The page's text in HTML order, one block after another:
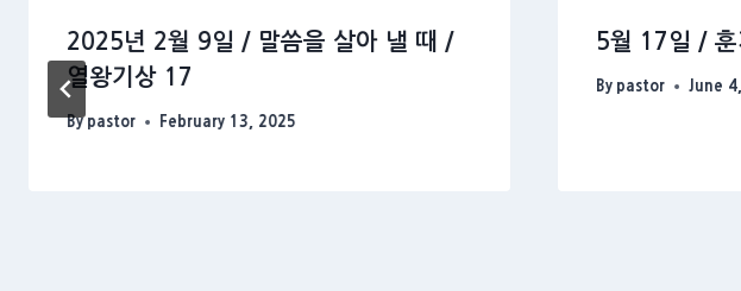
2025년 2월 9일 / 말씀을 살아 낼 때 /
열왕기상 17
By pastor February 13, 2025
5월 17일 / 훈
By pastor June